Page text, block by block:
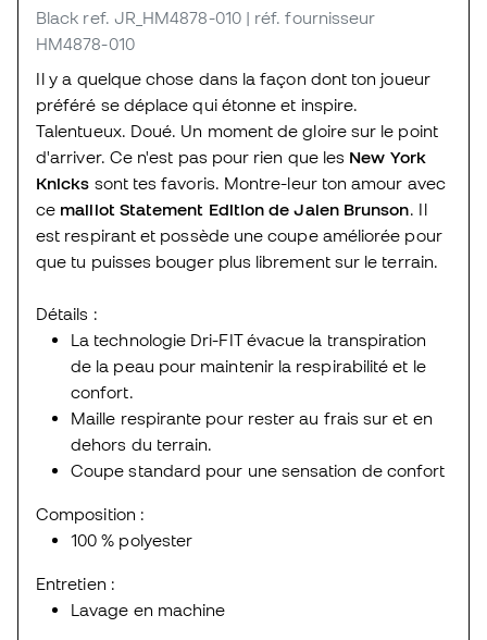
Black ref. JR_HM4878-010 | réf. fournisseur
HM4878-010
Il y a quelque chose dans la façon dont ton joueur
préféré se déplace qui étonne et inspire.
Talentueux. Doué. Un moment de gloire sur le point
d'arriver. Ce n'est pas pour rien que les New York
Knicks sont tes favoris. Montre-leur ton amour avec
ce maillot Statement Edition de Jalen Brunson. Il
est respirant et possède une coupe améliorée pour
que tu puisses bouger plus librement sur le terrain.
Détails :
La technologie Dri-FIT évacue la transpiration
de la peau pour maintenir la respirabilité et le
confort.
Maille respirante pour rester au frais sur et en
dehors du terrain.
Coupe standard pour une sensation de confort
Composition :
100 % polyester
Entretien :
Lavage en machine